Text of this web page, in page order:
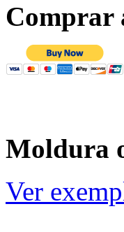
Comprar
Moldura
Ver